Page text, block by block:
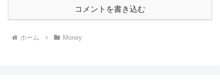
コメントを書き込む
ホーム Money